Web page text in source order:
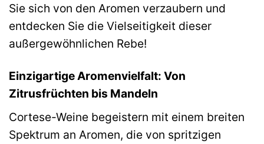
Sie sich von den Aromen verzaubern und
entdecken Sie die Vielseitigkeit dieser
außergewöhnlichen Rebe!
Einzigartige Aromenvielfalt: Von
Zitrusfrüchten bis Mandeln
Cortese-Weine begeistern mit einem breiten
Spektrum an Aromen, die von spritzigen